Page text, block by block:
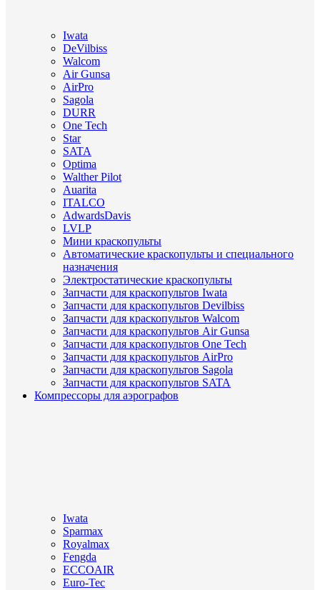
Iwata
DeVilbiss
Walcom
Air Gunsa
AirPro
Sagola
DURR
One Tech
Star
SATA
Optima
Walther Pilot
Auarita
ITALCO
AdwardsDavis
LVLP
Мини краскопульты
Автоматические краскопульты и специального
назначения
Электростатические краскопульты
Запчасти для краскопультов Iwata
Запчасти для краскопультов Devilbiss
Запчасти для краскопультов Walcom
Запчасти для краскопультов Air Gunsa
Запчасти для краскопультов One Tech
Запчасти для краскопультов AirPro
Запчасти для краскопультов Sagola
Запчасти для краскопультов SATA
Компрессоры для аэрографов
Iwata
Sparmax
Royalmax
Fengda
ECCOAIR
Euro-Tec